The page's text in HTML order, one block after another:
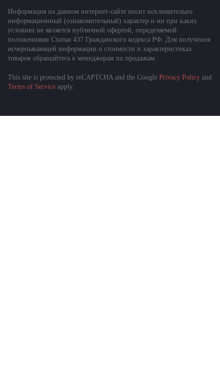
Информация на данном интернет-сайте носит исключительно
информационный (ознакомительный) характер и ни при каких
условиях не является публичной офертой, определяемой
положениями Статьи 437 Гражданского кодекса РФ. Для получения
исчерпывающей информации о стоимости и характеристиках
товаров обращайтесь к менеджерам по продажам.
This site is protected by reCAPTCHA and the Google Privacy Policy and
Terms of Service apply.